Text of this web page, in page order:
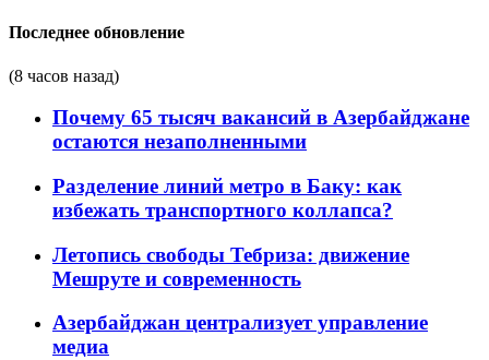
Последнее обновление
(8 часов назад)
Почему 65 тысяч вакансий в Азербайджане
остаются незаполненными
Разделение линий метро в Баку: как
избежать транспортного коллапса?
Летопись свободы Тебриза: движение
Мешруте и современность
Азербайджан централизует управление
медиа